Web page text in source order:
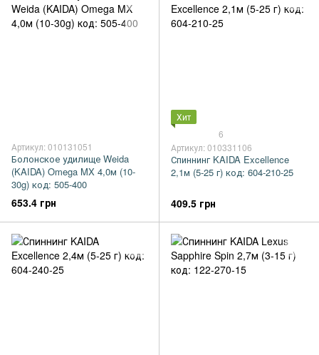
Артикул: 010131051
Болонское удилище Weida
(KAIDA) Omega MX 4,0м (10-
30g) код: 505-400
653.4 грн
Хит
6
Артикул: 010331106
Спиннинг KAIDA Excellence
2,1м (5-25 г) код: 604-210-25
409.5 грн